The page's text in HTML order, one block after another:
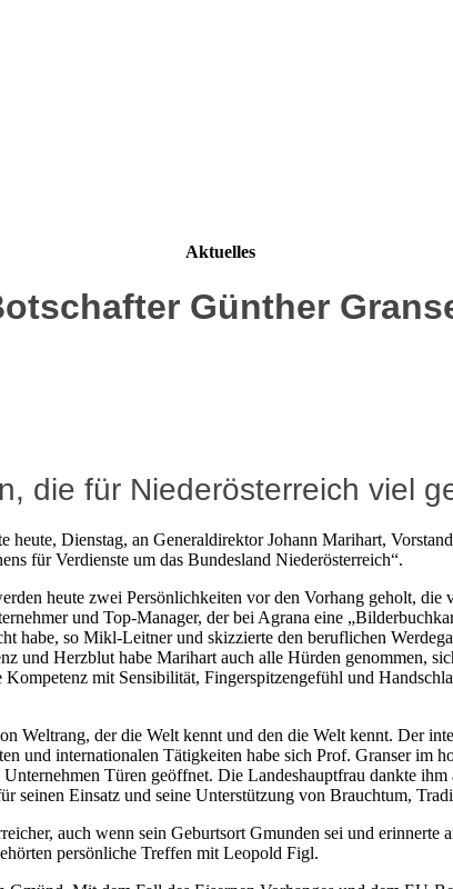
Aktuelles
Günther
die für Niederösterreich viel
Dienstag, an Generaldirektor Johann Marihart,
für Verdienste um das Bundesland Niederösterreich“.
heute zwei Persönlichkeiten vor den Vorhang geholt,
und Top-Manager, der bei Agrana eine
habe, so Mikl-Leitner und skizzierte den beruflichen
Herzblut habe Marihart auch alle Hürden genommen,
mit Sensibilität, Fingerspitzengefühl und
Weltrang, der die Welt kennt und den die Welt kennt. Der
und internationalen Tätigkeiten habe sich Prof. Granser im
Türen geöffnet. Die Landeshauptfrau dankte
seinen Einsatz und seine Unterstützung von Brauchtum,
auch wenn sein Geburtsort Gmunden sei und erinnerte
persönliche Treffen mit Leopold Figl.